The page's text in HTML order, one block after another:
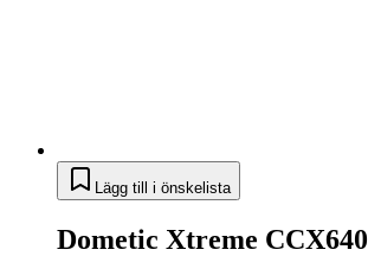
Lägg till i önskelista
Dometic Xtreme CCX640